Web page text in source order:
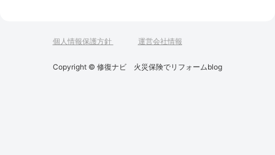
個人情報保護方針 運営会社情報
Copyright © 修復ナビ 火災保険でリフォームblog